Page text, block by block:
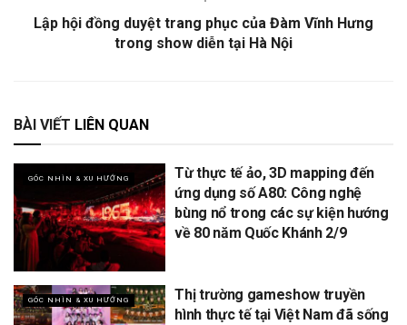
Lập hội đồng duyệt trang phục của Đàm Vĩnh Hưng
trong show diễn tại Hà Nội
BÀI VIẾT LIÊN QUAN
GÓC NHÌN & XU HƯỚNG
Từ thực tế ảo, 3D mapping đến
ứng dụng số A80: Công nghệ
bùng nổ trong các sự kiện hướng
về 80 năm Quốc Khánh 2/9
GÓC NHÌN & XU HƯỚNG
Thị trường gameshow truyền
hình thực tế tại Việt Nam đã sống